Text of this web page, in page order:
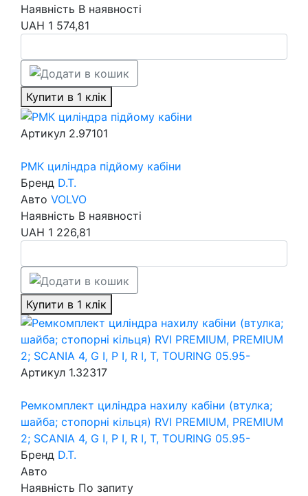
Наявність В наявності
UAH 1 574,81
Купити в 1 клік
Артикул 2.97101
РМК циліндра підйому кабіни
Бренд D.T.
Авто VOLVO
Наявність В наявності
UAH 1 226,81
Купити в 1 клік
Артикул 1.32317
Ремкомплект циліндра нахилу кабіни (втулка;
шайба; стопорні кільця) RVI PREMIUM, PREMIUM
2; SCANIA 4, G I, P I, R I, T, TOURING 05.95-
Бренд D.T.
Авто
Наявність По запиту